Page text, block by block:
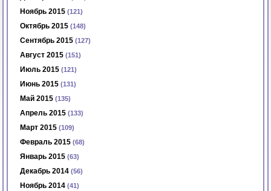
Ноябрь 2015 (121)
Октябрь 2015 (148)
Сентябрь 2015 (127)
Август 2015 (151)
Июль 2015 (121)
Июнь 2015 (131)
Май 2015 (135)
Апрель 2015 (133)
Март 2015 (109)
Февраль 2015 (68)
Январь 2015 (63)
Декабрь 2014 (56)
Ноябрь 2014 (41)